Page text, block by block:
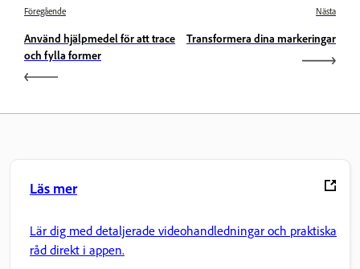
Föregående
Använd hjälpmedel för att trace
och fylla former
Nästa
Transformera dina markeringar
Läs mer
Lär dig med detaljerade videohandledningar och praktiska
råd direkt i appen.